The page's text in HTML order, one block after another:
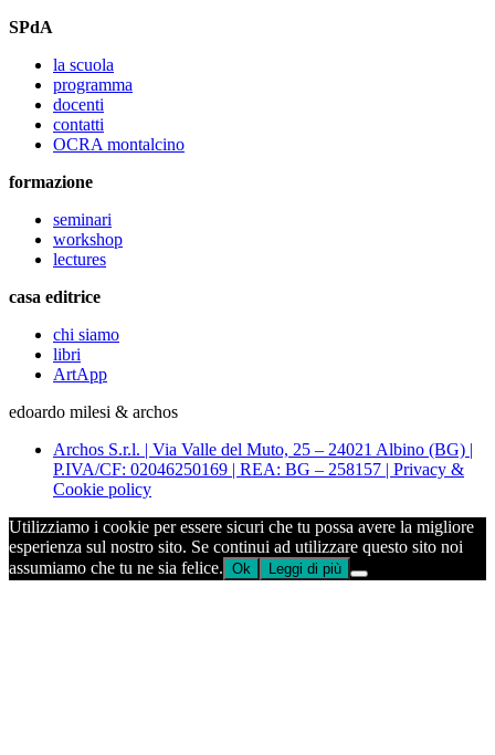
SPdA
la scuola
programma
docenti
contatti
OCRA montalcino
formazione
seminari
workshop
lectures
casa editrice
chi siamo
libri
ArtApp
edoardo milesi & archos
Archos S.r.l. | Via Valle del Muto, 25 – 24021 Albino (BG) |
P.IVA/CF: 02046250169 | REA: BG – 258157 | Privacy &
Cookie policy
Utilizziamo i cookie per essere sicuri che tu possa avere la migliore
esperienza sul nostro sito. Se continui ad utilizzare questo sito noi
assumiamo che tu ne sia felice. Ok Leggi di più